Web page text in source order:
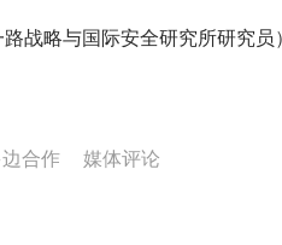
战略与国际安全研究所研究员
合作 媒体评论